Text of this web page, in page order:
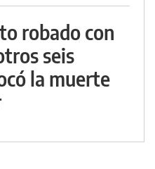
robado con
seis
la muerte